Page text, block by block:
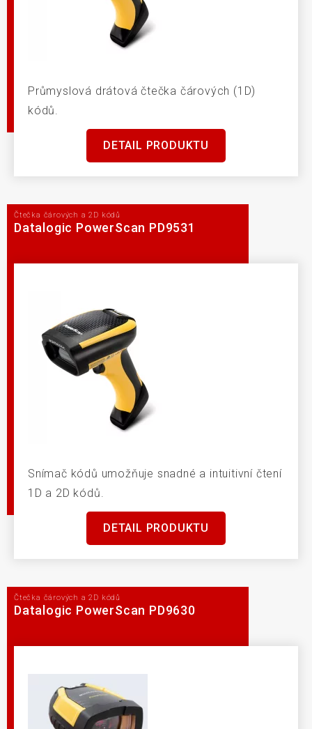
Průmyslová drátová čtečka čárových (1D)
kódů.
DETAIL PRODUKTU
Čtečka čárových a 2D kódů
Datalogic PowerScan PD9531
Snímač kódů umožňuje snadné a intuitivní čtení
1D a 2D kódů.
DETAIL PRODUKTU
Čtečka čárových a 2D kódů
Datalogic PowerScan PD9630